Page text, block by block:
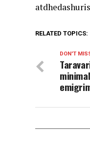
RELATED TOPICS:
DON'T